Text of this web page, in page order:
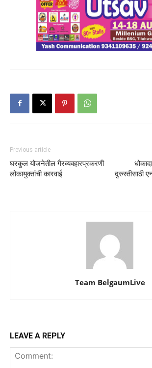
Previous article
घरकुल योजनेतील गैरव्यवहारप्रकरणी
लोकायुक्तांची कारवाई
दुरुस्तीसाठी
Team BelgaumLive
LEAVE A REPLY